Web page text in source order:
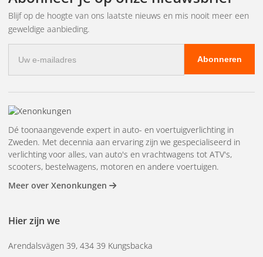
Blijf op de hoogte van ons laatste nieuws en mis nooit meer een
geweldige aanbieding.
mailadres
Abonneren
Dé toonaangevende expert in auto- en voertuigverlichting in
Zweden. Met decennia aan ervaring zijn we gespecialiseerd in
verlichting voor alles, van auto's en vrachtwagens tot ATV's,
scooters, bestelwagens, motoren en andere voertuigen.
Meer over Xenonkungen
Hier zijn we
Arendalsvägen 39, 434 39 Kungsbacka